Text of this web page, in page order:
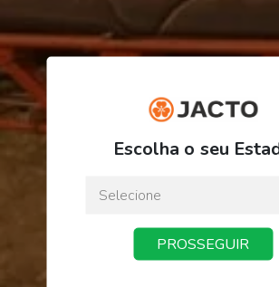
R$ 3,24
ou3x deR$ 1,08
Preço a vista:
Escolha o seu
PROSSEGUIR